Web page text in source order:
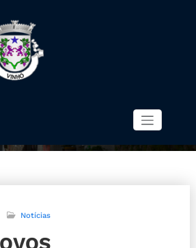
da Serra e
ECOPONTOS
Notícias